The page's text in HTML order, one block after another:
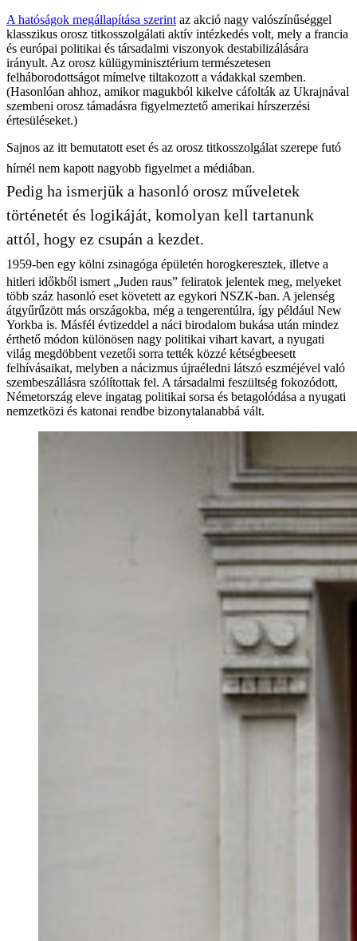
A hatóságok megállapítása szerint az akció nagy valószínűséggel
klasszikus orosz titkosszolgálati aktív intézkedés volt, mely a francia
és európai politikai és társadalmi viszonyok destabilizálására
irányult. Az orosz külügyminisztérium természetesen
felháborodottságot mímelve tiltakozott a vádakkal szemben.
(Hasonlóan ahhoz, amikor magukból kikelve cáfolták az Ukrajnával
szembeni orosz támadásra figyelmeztető amerikai hírszerzési
értesüléseket.)
Sajnos az itt bemutatott eset és az orosz titkosszolgálat szerepe futó
hírnél nem kapott nagyobb figyelmet a médiában.
Pedig ha ismerjük a hasonló orosz műveletek
történetét és logikáját, komolyan kell tartanunk
attól, hogy ez csupán a kezdet.
1959-ben egy kölni zsinagóga épületén horogkeresztek, illetve a
hitleri időkből ismert „Juden raus” feliratok jelentek meg, melyeket
több száz hasonló eset követett az egykori NSZK-ban. A jelenség
átgyűrűzött más országokba, még a tengerentúlra, így például New
Yorkba is. Másfél évtizeddel a náci birodalom bukása után mindez
érthető módon különösen nagy politikai vihart kavart, a nyugati
világ megdöbbent vezetői sorra tették közzé kétségbeesett
felhívásaikat, melyben a nácizmus újraéledni látszó eszméjével való
szembeszállásra szólítottak fel. A társadalmi feszültség fokozódott,
Németország eleve ingatag politikai sorsa és betagolódása a nyugati
nemzetközi és katonai rendbe bizonytalanabbá vált.